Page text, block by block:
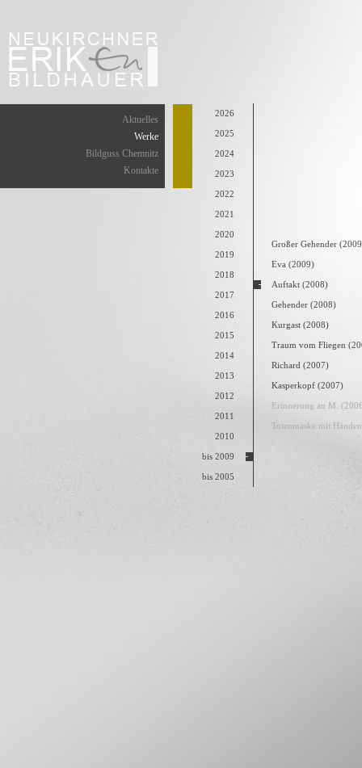
Aktuelles
Werke
Bildguss Chemnitz
Kontakte
2026
2025
2024
2023
2022
2021
2020
2019
2018
2017
2016
2015
2014
2013
2012
2011
2010
bis 2009
bis 2005
Großer Gehender
Eva (2009)
Auftakt (2008)
Gehender (2008)
Kurgast (2008)
Traum vom Fliegen
Richard (2007)
Kasperkopf (2007)
Erinnerung an M.
Totenmaske mit